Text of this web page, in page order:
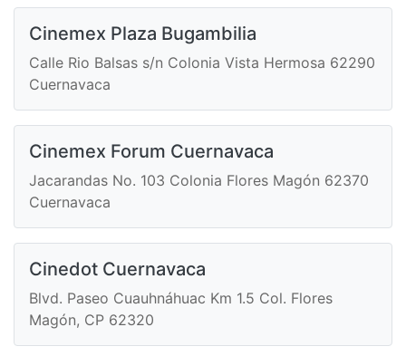
Cinemex Plaza Bugambilia
Calle Rio Balsas s/n Colonia Vista Hermosa 62290
Cuernavaca
Cinemex Forum Cuernavaca
Jacarandas No. 103 Colonia Flores Magón 62370
Cuernavaca
Cinedot Cuernavaca
Blvd. Paseo Cuauhnáhuac Km 1.5 Col. Flores
Magón, CP 62320